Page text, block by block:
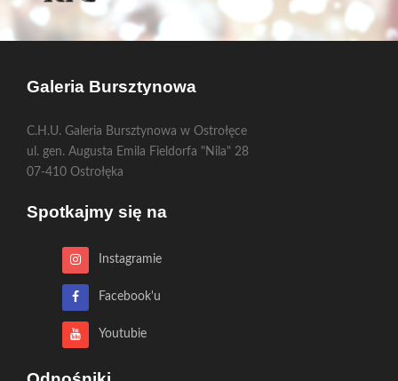
Galeria Bursztynowa
C.H.U. Galeria Bursztynowa w Ostrołęce
ul. gen. Augusta Emila Fieldorfa "Nila" 28
07-410 Ostrołęka
Spotkajmy się na
Instagramie
Facebook'u
Youtubie